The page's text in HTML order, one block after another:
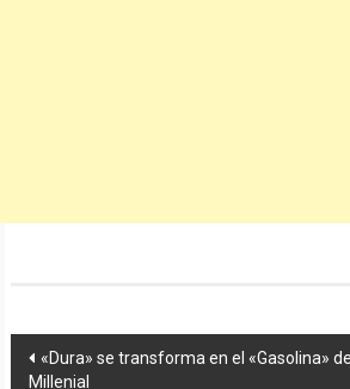
Navegación
«Dura» se transforma en el «Gasolina»
Millenial